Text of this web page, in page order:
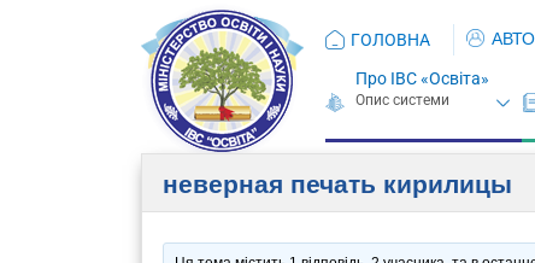
ГОЛОВНА
Про ІВС «Освіта»
неверная печать кирилицы